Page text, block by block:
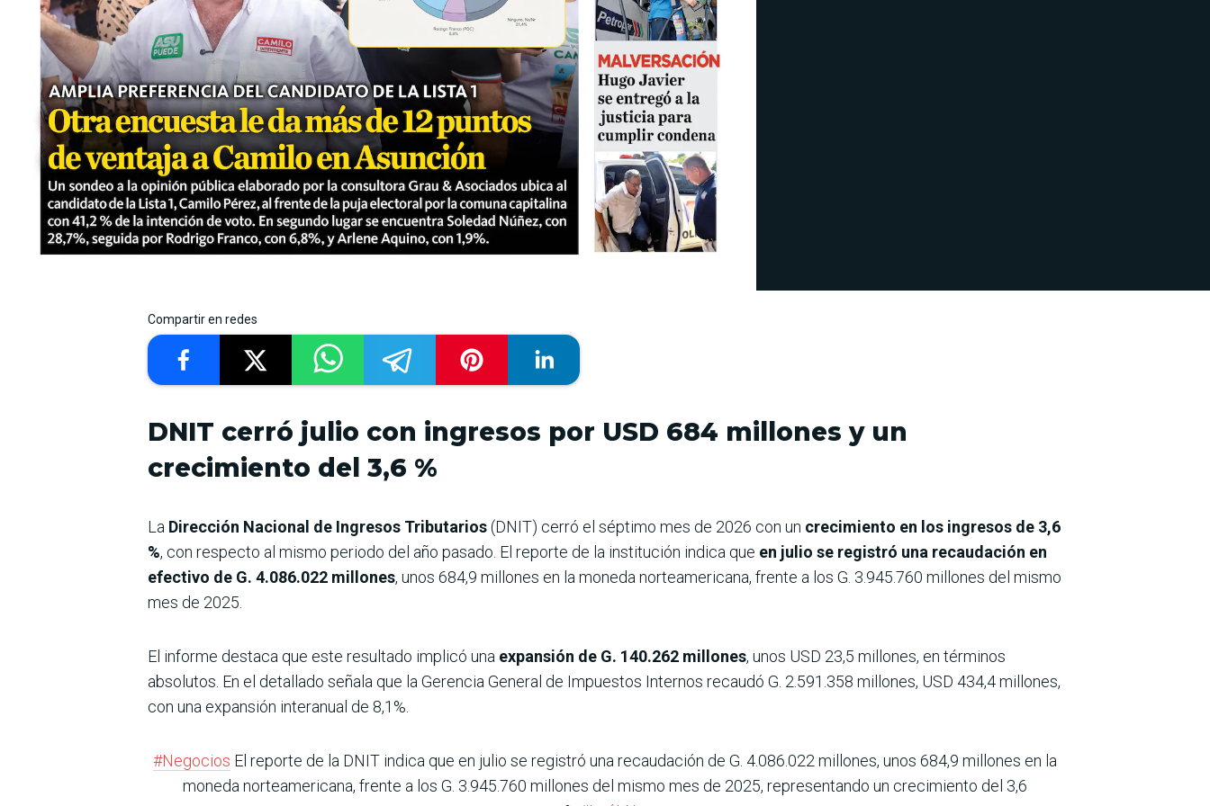
Compartir en redes
DNIT cerró julio con ingresos por USD 684 millones y un
crecimiento del 3,6 %
La Dirección Nacional de Ingresos Tributarios(DNIT) cerró el séptimo mes de 2026 con un crecimiento en los ingresos de 3,6
%, con respecto al mismo periodo del año pasado. El reporte de la institución indica que en julio se registró una recaudación en
efectivo de G. 4.086.022 millones, unos 684,9 millones en la moneda norteamericana, frente a los G. 3.945.760 millones del mismo
mes de 2025.
El informe destaca que este resultado implicó una expansión de G. 140.262 millones, unos USD 23,5 millones, en términos
absolutos. En el detallado señala que la Gerencia General de Impuestos Internos recaudó G. 2.591.358 millones, USD 434,4 millones,
con una expansión interanual de 8,1%.
#Negocios El reporte de la DNIT indica que en julio se registró una recaudación de G. 4.086.022 millones, unos 684,9 millones en la
moneda norteamericana, frente a los G. 3.945.760 millones del mismo mes de 2025, representando un crecimiento del 3,6